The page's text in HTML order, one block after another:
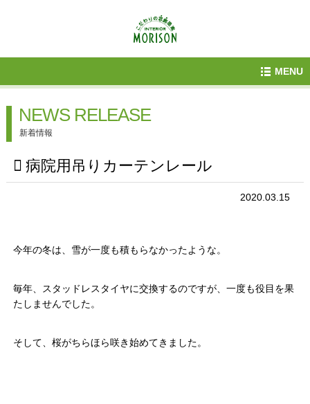
MENU
NEWS RELEASE
新着情報
病院用吊りカーテンレール
2020.03.15
今年の冬は、雪が一度も積もらなかったような。
毎年、スタッドレスタイヤに交換するのですが、一度も役目を果
たしませんでした。
そして、桜がちらほら咲き始めてきました。